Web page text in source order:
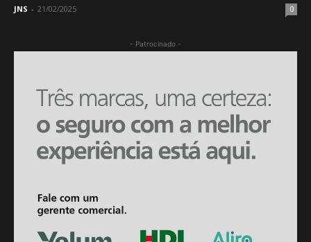
JNS - 21/02/2025 0
- Patrocinado -